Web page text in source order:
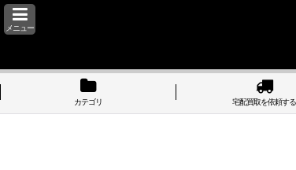
メニュー
カテゴリ 宅配買取を依頼する